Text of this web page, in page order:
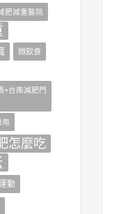
肥減重醫院
微飲食
+台南減肥門
用
怎麼吃
動